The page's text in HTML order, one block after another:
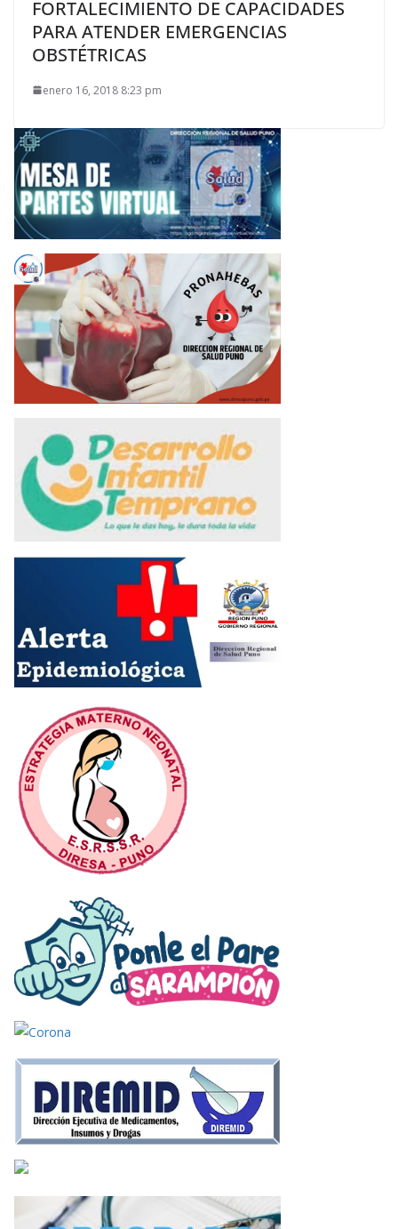
FORTALECIMIENTO DE CAPACIDADES
PARA ATENDER EMERGENCIAS
OBSTÉTRICAS
enero 16, 2018 8:23 pm